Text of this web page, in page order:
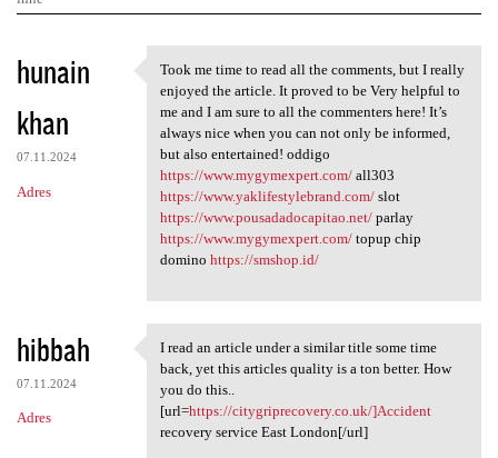
K
o
m
e
n
e
hunain
khan
07.11.2024
Adres
Took me time to read all the
Took me time to read all the comments, but I really
enjoyed the article. It proved to be Very helpful to
me and I am sure to all the commenters here! It’s
always nice when you can not only be informed,
but also entertained! oddigo
https://www.mygymexpert.com/all303
https://www.yaklifestylebrand.com/slot
https://www.pousadadocapitao.net/parlay
https://www.mygymexpert.com/topup chip
domino https://smshop.id/
hibbah
07.11.2024
Adres
I read an article under a
I read an article under a similar title some time
back, yet this articles quality is a ton better. How
you do this..
[url=https://citygriprecovery.co.uk/]Accident
recovery service East London[/url]